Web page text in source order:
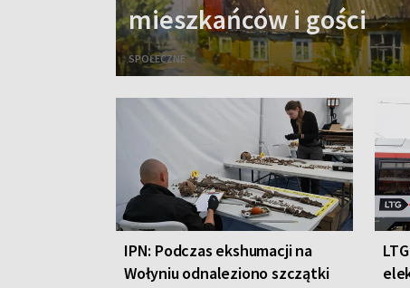
mieszkańców i gości
SPOŁECZNE
IPN: Podczas ekshumacji na
Wołyniu odnaleziono szczątki